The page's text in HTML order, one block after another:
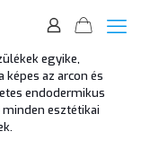
egyike,
az arcon és
endodermikus
esztétikai